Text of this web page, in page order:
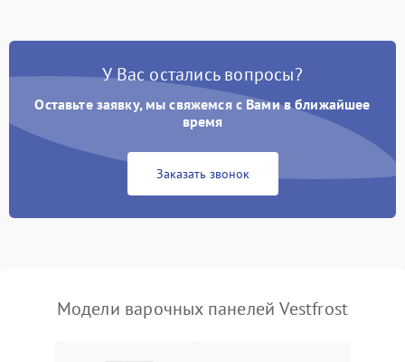
У Вас остались вопросы?
Оставьте заявку, мы свяжемся с Вами в ближайшее
время
Заказать звонок
Модели варочных панелей Vestfrost